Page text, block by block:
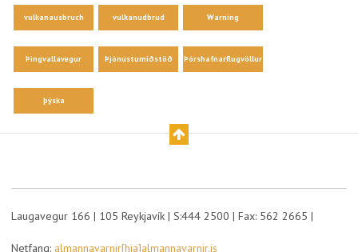
vulkanausbruch vulkanudbrud Warning
Þingvallavegur Þjónustumiðstöð Þórshafnarflugvöllur
þýska
Laugavegur 166 | 105 Reykjavík | S:444 2500 | Fax: 562 2665 |
Netfang: almannavarnir[hja]almannavarnir.is